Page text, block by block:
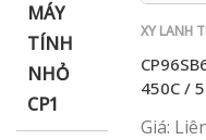
MÁY
TÍNH
NHỎ
CP1
XY LANH
450C /
Giá: